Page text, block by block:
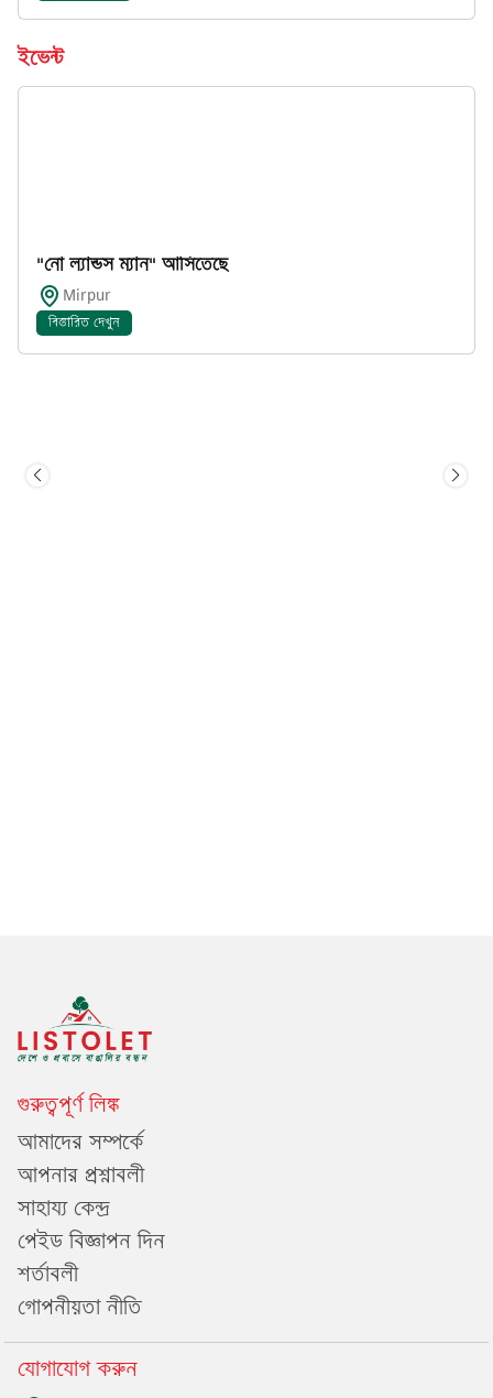
ইভেন্ট
"নো ল্যান্ডস ম্যান" আসিতেছে
Mirpur
বিস্তারিত দেখুন
গুরুত্বপূর্ণ লিঙ্ক
আমাদের সম্পর্কে
আপনার প্রশ্নাবলী
সাহায্য কেন্দ্র
পেইড বিজ্ঞাপন দিন
শর্তাবলী
গোপনীয়তা নীতি
যোগাযোগ করুন